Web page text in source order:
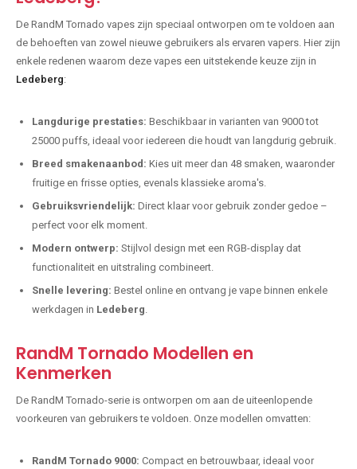
De RandM Tornado vapes zijn speciaal ontworpen om te voldoen aan
de behoeften van zowel nieuwe gebruikers als ervaren vapers. Hier zijn
enkele redenen waarom deze vapes een uitstekende keuze zijn in
Ledeberg:
Langdurige prestaties: Beschikbaar in varianten van 9000 tot
25000 puffs, ideaal voor iedereen die houdt van langdurig gebruik.
Breed smakenaanbod: Kies uit meer dan 48 smaken, waaronder
fruitige en frisse opties, evenals klassieke aroma's.
Gebruiksvriendelijk: Direct klaar voor gebruik zonder gedoe –
perfect voor elk moment.
Modern ontwerp: Stijlvol design met een RGB-display dat
functionaliteit en uitstraling combineert.
Snelle levering: Bestel online en ontvang je vape binnen enkele
werkdagen in Ledeberg
RandM Tornado Modellen en
Kenmerken
De RandM Tornado-serie is ontworpen om aan de uiteenlopende
voorkeuren van gebruikers te voldoen. Onze modellen omvatten:
RandM Tornado 9000: Compact en betrouwbaar, ideaal voor